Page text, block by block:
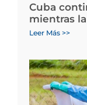
Cuba
mientras
Leer Más >>